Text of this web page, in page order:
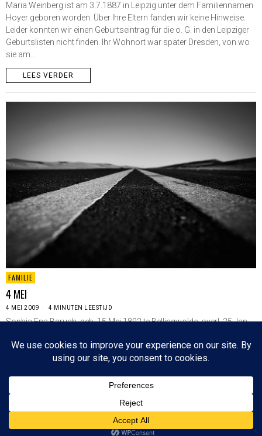
Maria Weinberg ist am 3.7.1887 in Leipzig unter dem Familiennamen
Hoyer geboren worden. Über Ihre Eltern fanden wir keine Hinweise.
Leider konnten wir einen Geburtseintrag für die o. G. in den Leipziger
Geburtslisten nicht finden. Ihr Wohnort war später Dresden, von wo
sie am…
LEES VERDER
FAMILIE
4 MEI
4 MEI 2009 4 MINUTEN LEESTIJD
Sophia Ena Baruch, geb. 15 Mei 1892 te Bellingwolde, overl. 25 Jan
LEES VERDER
Since 2003 © All Rights Reserved | Foto's Robbert Baruch tenzij anders vermeld
CONTACT
BOVEN